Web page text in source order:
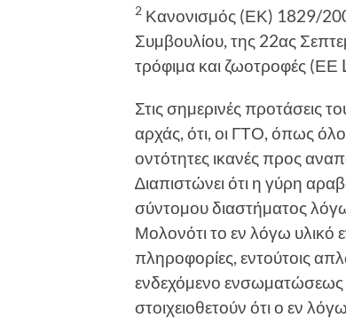
2 Κανονισµός (ΕΚ) 1829/
Συµβουλίου, της 22ας
τρόφιµα και ζωοτροφές (ΕΕ
Στις σηµερινές προτάσεις
αρχάς, ότι, οι ΓΤΟ, όπως
οντότητες ικανές προς
∆ιαπιστώνει ότι η γύρη
σύντοµου διαστήµατος
Μολονότι το εν λόγω υλικό
πληροφορίες, εντούτοις
ενδεχόµενο ενσωµατώσεως
στοιχειοθετoύν ότι ο εν